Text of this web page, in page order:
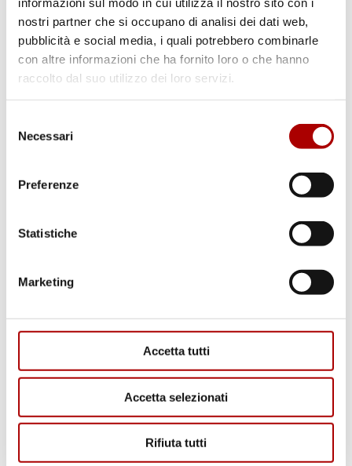
nostri partner che si occupano di analisi dei dati web,
pubblicità e social media, i quali potrebbero combinarle
con altre informazioni che ha fornito loro o che hanno
raccolto dal suo utilizzo dei loro servizi.
delNecessari
Preferenze
Statistiche
Marketing
Accetta tutti
Accetta selezionati
Rifiuta tutti
CONSIGLI